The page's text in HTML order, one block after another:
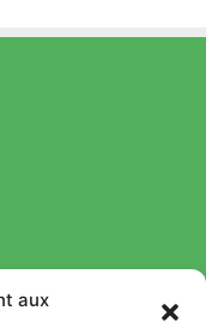
aux
Michel Cohen pour